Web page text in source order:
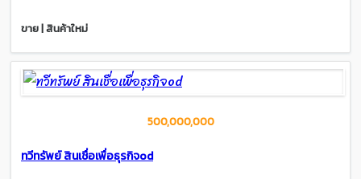
ขาย | สินค้าใหม่
500,000,000
ทวีทรัพย์ สินเชื่อเพื่อธุรกิจod